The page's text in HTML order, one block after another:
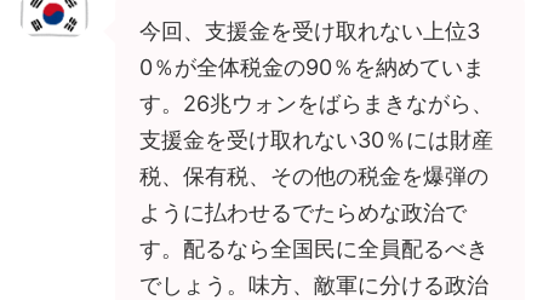
今回、支援金を受け取れない上位3
0％が全体税金の90％を納めていま
す。26兆ウォンをばらまきながら、
支援金を受け取れない30％には財産
税、保有税、その他の税金を爆弾の
ように払わせるでたらめな政治で
す。配るなら全国民に全員配るべき
でしょう。味方、敵軍に分ける政治